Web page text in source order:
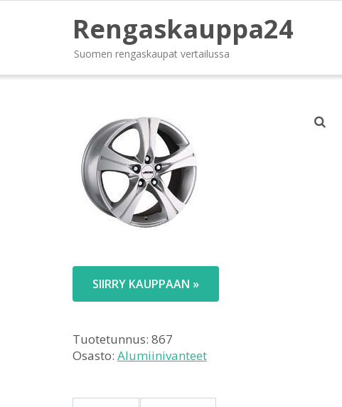
Rengaskauppa24
Suomen rengaskaupat vertailussa
SIIRRY KAUPPAAN »
Tuotetunnus: 867
Osasto: Alumiinivanteet